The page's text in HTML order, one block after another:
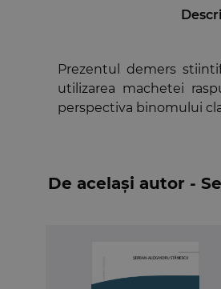
Prezentul demers
utilizarea machetei
perspectiva binomului
De același autor -